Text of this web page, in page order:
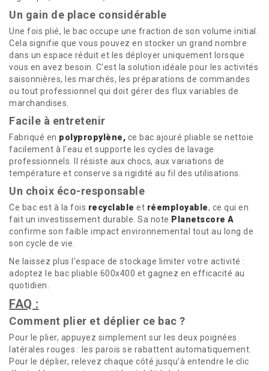
Un gain de place considérable
Une fois plié, le bac occupe une fraction de son volume initial.
Cela signifie que vous pouvez en stocker un grand nombre
dans un espace réduit et les déployer uniquement lorsque
vous en avez besoin. C'est la solution idéale pour les activités
saisonnières, les marchés, les préparations de commandes
ou tout professionnel qui doit gérer des flux variables de
marchandises.
Facile à entretenir
Fabriqué en polypropylène, ce bac ajouré pliable se nettoie
facilement à l'eau et supporte les cycles de lavage
professionnels. Il résiste aux chocs, aux variations de
température et conserve sa rigidité au fil des utilisations.
Un choix éco-responsable
Ce bac est à la fois recyclable et réemployable, ce qui en
fait un investissement durable. Sa note Planetscore A
confirme son faible impact environnemental tout au long de
son cycle de vie.
Ne laissez plus l'espace de stockage limiter votre activité :
adoptez le bac pliable 600x400 et gagnez en efficacité au
quotidien.
FAQ :
Comment plier et déplier ce bac ?
Pour le plier, appuyez simplement sur les deux poignées
latérales rouges : les parois se rabattent automatiquement.
Pour le déplier, relevez chaque côté jusqu'à entendre le clic